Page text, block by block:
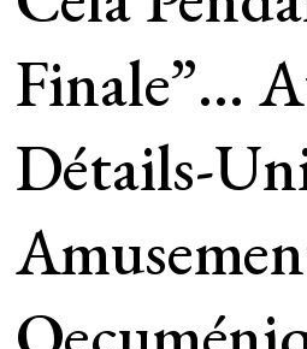
Finale”…
Détails-